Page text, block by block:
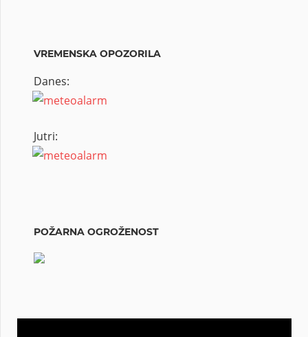
VREMENSKA OPOZORILA
Danes:
Jutri:
POŽARNA OGROŽENOST